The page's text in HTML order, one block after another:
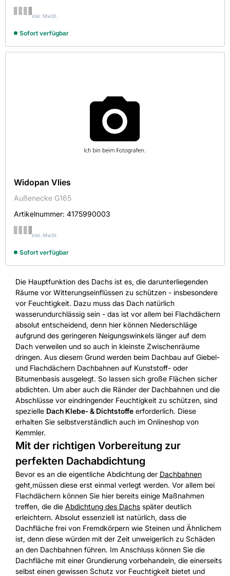
inkl. MwSt.
Sofort verfügbar
Widopan Vlies
Außenecke G165
Artikelnummer: 4175990003
inkl. MwSt.
Sofort verfügbar
Die Hauptfunktion des Dachs ist es, die darunterliegenden
Räume vor Witterungseinflüssen zu schützen - insbesondere
vor Feuchtigkeit. Dazu muss das Dach natürlich
wasserundurchlässig sein - das ist vor allem bei Flachdächern
absolut entscheidend, denn hier können Niederschläge
aufgrund des geringeren Neigungswinkels länger auf dem
Dach verweilen und so auch in kleinste Zwischenräume
dringen. Aus diesem Grund werden beim Dachbau auf Giebel-
und Flachdächern Dachbahnen auf Kunststoff- oder
Bitumenbasis ausgelegt. So lassen sich große Flächen sicher
abdichten. Um aber auch die Ränder der Dachbahnen und die
Abschlüsse vor eindringender Feuchtigkeit zu schützen, sind
spezielle Dach Klebe- & Dichtstoffe erforderlich. Diese
erhalten Sie selbstverständlich auch im Onlineshop von
Kemmler.
Mit der richtigen Vorbereitung zur
perfekten Dachabdichtung
Bevor es an die eigentliche Abdichtung der Dachbahnen
geht,müssen diese erst einmal verlegt werden. Vor allem bei
Flachdächern können Sie hier bereits einige Maßnahmen
treffen, die die Abdichtung des Dachs später deutlich
erleichtern. Absolut essenziell ist natürlich, dass die
Dachfläche frei von Fremdkörpern wie Steinen und Ähnlichem
ist, denn diese würden mit der Zeit unweigerlich zu Schäden
an den Dachbahnen führen. Im Anschluss können Sie die
Dachfläche mit einer Grundierung vorbehandeln, die einerseits
selbst einen gewissen Schutz vor Feuchtigkeit bietet und